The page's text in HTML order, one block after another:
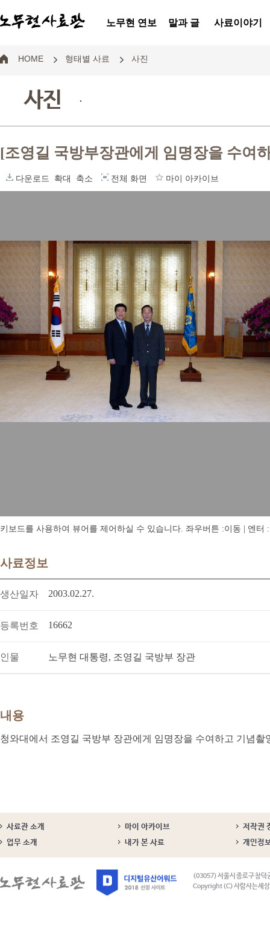
노무현 연보 말과 글 사료이야기
HOME 형태별 사료 사진
사진 .
[조영길 국방부장관에게 임명장을 수여
다운로드 확대 축소 전체 화면 마이 아카이브
키보드를 사용하여 뷰어를 제어하실 수 있습니다. 좌우버튼 :이동 | 엔터
사료정보
생산일자 2003.02.27.
등록번호 16662
인물 노무현 대통령, 조영길 국방부 장관
내용
청와대에서 조영길 국방부 장관에게 임명장을 수여하고 기념촬
사료관 소개 마이 아카이브
저작권
업무 소개
내가 본 사료 개인정
(03057) 서울시 종로구 창덕
Copyright (C) 사람사는세